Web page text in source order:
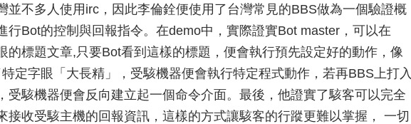
並不多人使用irc，因此李倫銓便使用了台灣常見的BBS做為一個驗證概
行Bot的控制與回報指令。在demo中，實際證實Bot master，可以在
的標題文章,只要Bot看到這樣的標題，便會執行預先設定好的動作，像
定字眼「大長精」，受駭機器便會執行特定程式動作，若再BBS上打入
受駭機器便會反向建立起一個命令介面。最後，他證實了駭客可以完全
接收受駭主機的回報資訊，這樣的方式讓駭客的行蹤更難以掌握， 一切